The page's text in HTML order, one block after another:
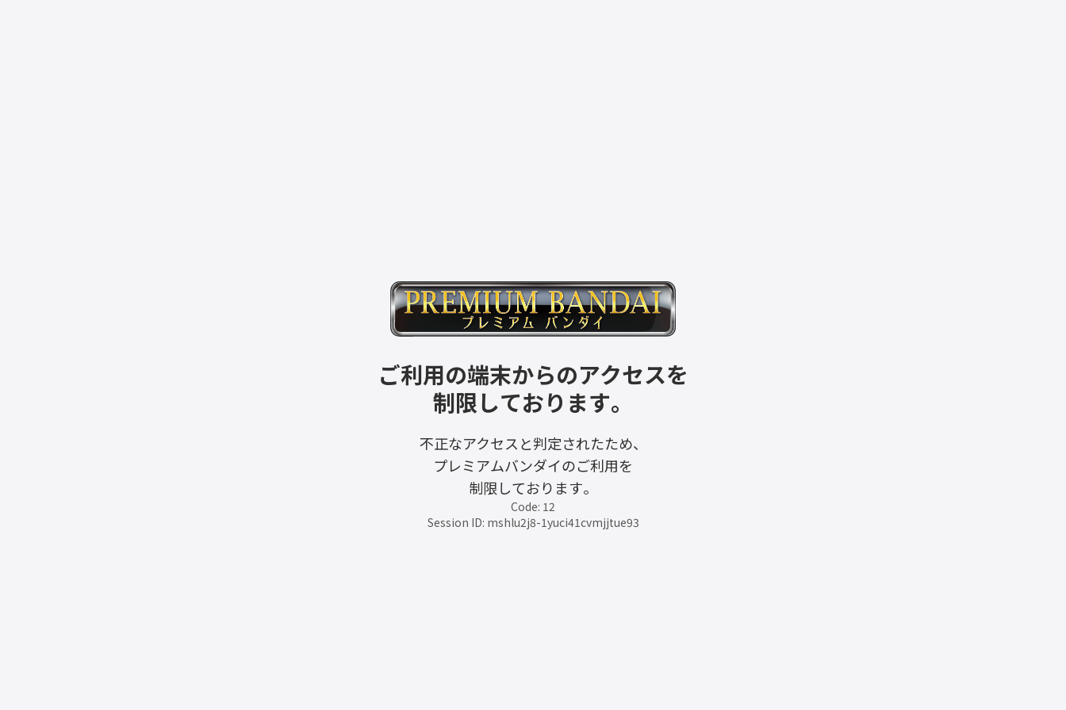
ご利用の端末からのアクセスを
制限しております。
不正なアクセスと判定されたため、
プレミアムバンダイのご利用を
制限しております。
Code: 12
Session ID: mshlu2j8-1yuci41cvmjjtue93